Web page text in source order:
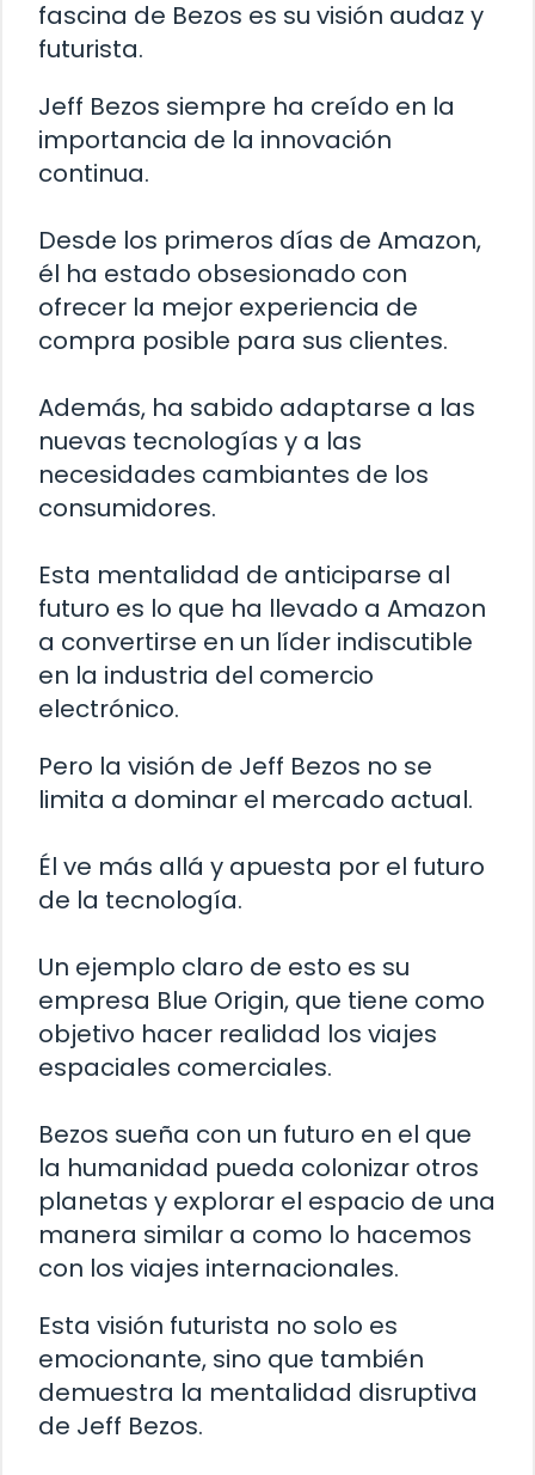
fascina de Bezos es su visión audaz y
futurista.
Jeff Bezos siempre ha creído en la
importancia de la innovación
continua.
Desde los primeros días de Amazon,
él ha estado obsesionado con
ofrecer la mejor experiencia de
compra posible para sus clientes.
Además, ha sabido adaptarse a las
nuevas tecnologías y a las
necesidades cambiantes de los
consumidores.
Esta mentalidad de anticiparse al
futuro es lo que ha llevado a Amazon
a convertirse en un líder indiscutible
en la industria del comercio
electrónico.
Pero la visión de Jeff Bezos no se
limita a dominar el mercado actual.
Él ve más allá y apuesta por el futuro
de la tecnología.
Un ejemplo claro de esto es su
empresa Blue Origin, que tiene como
objetivo hacer realidad los viajes
espaciales comerciales.
Bezos sueña con un futuro en el que
la humanidad pueda colonizar otros
planetas y explorar el espacio de una
manera similar a como lo hacemos
con los viajes internacionales.
Esta visión futurista no solo es
emocionante, sino que también
demuestra la mentalidad disruptiva
de Jeff Bezos.